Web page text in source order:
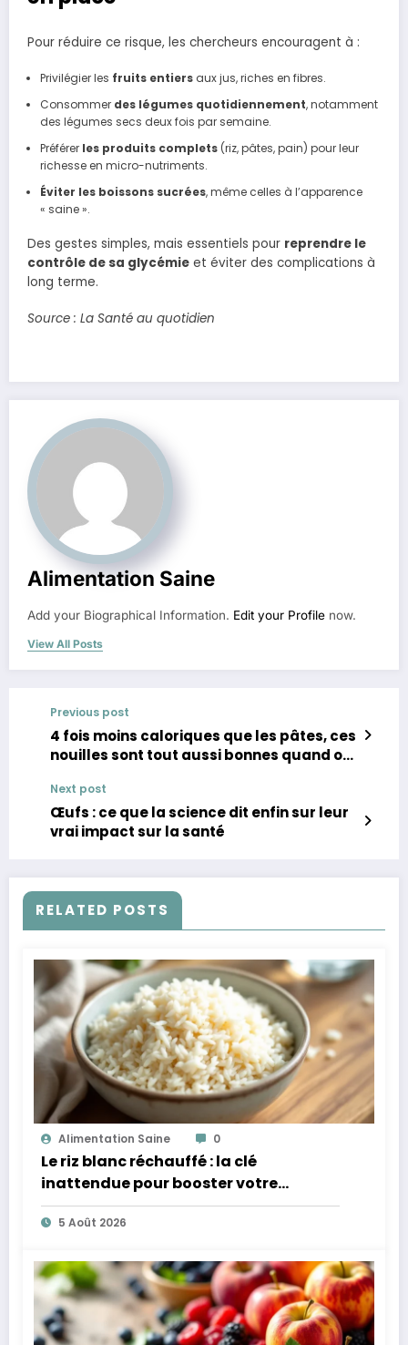
Pour réduire ce risque, les chercheurs encouragent à :
Privilégier les fruits entiersaux jus, riches en fibres.
Consommer des légumes quotidiennement, notamment
des légumes secs deux fois par semaine.
Préférer les produits complets(riz, pâtes, pain) pour leur
richesse en micro-nutriments.
Éviter les boissons sucrées, même celles à l’apparence
« saine ».
Des gestes simples, mais essentiels pour reprendre le
contrôle de sa glycémie et éviter des complications à
long terme.
Source : La Santé au quotidien
Alimentation Saine
Add your Biographical Information. Edit your Profile now.
View All Posts
Previous post
4 fois moins caloriques que les pâtes, ces
nouilles sont tout aussi bonnes quand on
Next post
Œufs : ce que la science dit enfin sur leur
vrai impact sur la santé
RELATED POSTS
Alimentation Saine 0
Le riz blanc réchauffé : la clé
inattendue pour booster votre
microbiote
5 Août 2026